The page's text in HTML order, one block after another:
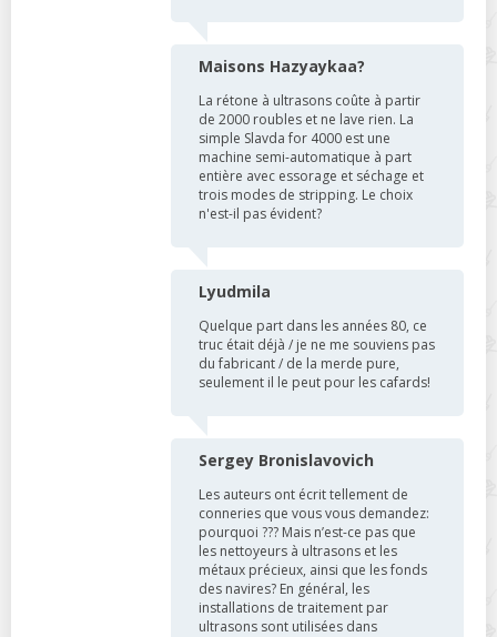
Maisons Hazyaykaa?
La rétone à ultrasons coûte à partir
de 2000 roubles et ne lave rien. La
simple Slavda for 4000 est une
machine semi-automatique à part
entière avec essorage et séchage et
trois modes de stripping. Le choix
n'est-il pas évident?
Lyudmila
Quelque part dans les années 80, ce
truc était déjà / je ne me souviens pas
du fabricant / de la merde pure,
seulement il le peut pour les cafards!
Sergey Bronislavovich
Les auteurs ont écrit tellement de
conneries que vous vous demandez:
pourquoi ??? Mais n’est-ce pas que
les nettoyeurs à ultrasons et les
métaux précieux, ainsi que les fonds
des navires? En général, les
installations de traitement par
ultrasons sont utilisées dans